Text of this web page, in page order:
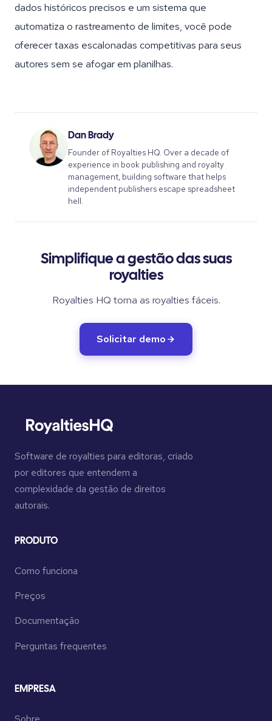
dados históricos precisos e um sistema que
automatiza o rastreamento de limites, você pode
oferecer taxas escalonadas competitivas para seus
autores sem se afogar em planilhas.
Dan Brady
Founder of Royalties HQ. Over a decade of
experience in book publishing and royalty
management, building software that helps
independent publishers escape spreadsheet
hell.
Simplifique a gestão das suas
royalties
Royalties HQ torna as royalties fáceis.
Solicitar demo
Software de royalties para editoras, criado
por editores que entendem a
complexidade da gestão de direitos
autorais.
PRODUTO
Como funciona
Preços
Documentação
Perguntas frequentes
EMPRESA